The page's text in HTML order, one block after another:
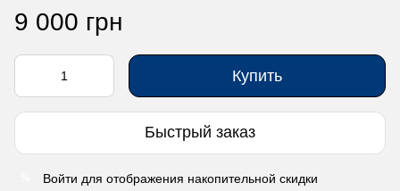
9 000 грн
Купить
Быстрый заказ
Войти для отображения накопительной скидки